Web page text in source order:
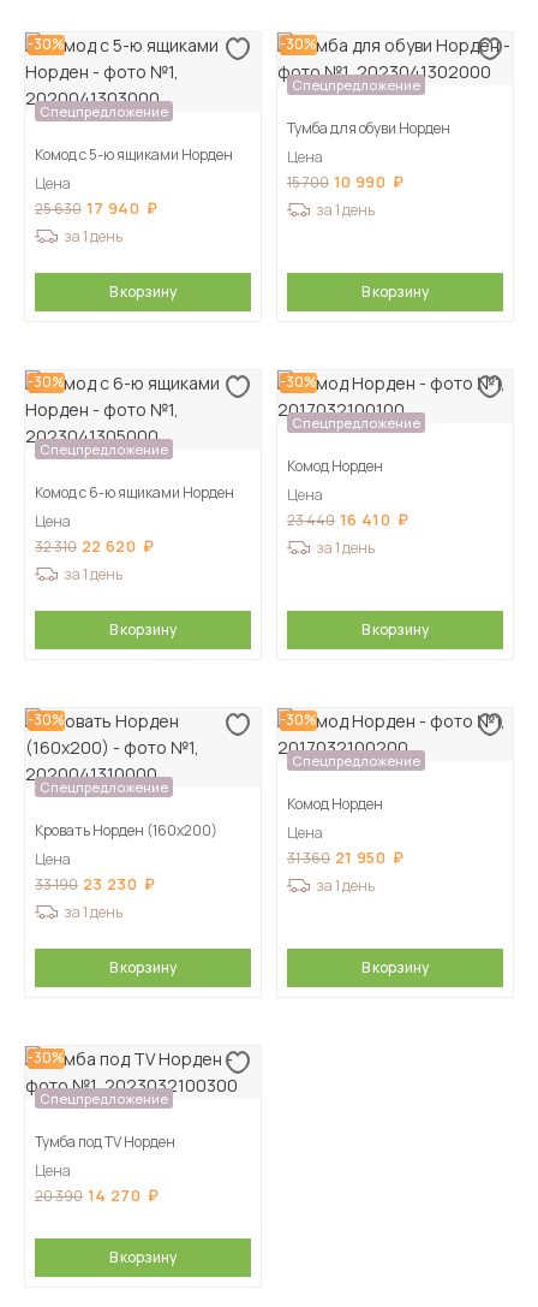
-30%
Спецпредложение
Комод с 5-ю ящиками Норден
Цена
25 630 17 940
за 1 день
В корзину
-30%
Спецпредложение
Тумба для обуви Норден
Цена
15 700 10 990
за 1 день
В корзину
-30%
Спецпредложение
Комод с 6-ю ящиками Норден
Цена
32 310 22 620
за 1 день
В корзину
-30%
Спецпредложение
Комод Норден
Цена
23 440 16 410
за 1 день
В корзину
-30%
Спецпредложение
Кровать Норден (160х200)
Цена
33 190 23 230
за 1 день
В корзину
-30%
Спецпредложение
Комод Норден
Цена
31 360 21 950
за 1 день
В корзину
-30%
Спецпредложение
Тумба под TV Норден
Цена
20 390 14 270
В корзину